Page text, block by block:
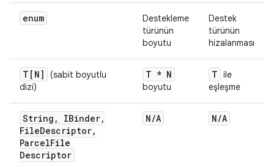
enum
Destekleme
türünün
boyutu
Destek
türünün
hizalanması
T[N]
(sabit boyutlu
dizi)
T * N
boyutu
T ile
eşleşme
String , IBinder,
FileDescriptor,
ParcelFile
Descriptor
N/A N/A